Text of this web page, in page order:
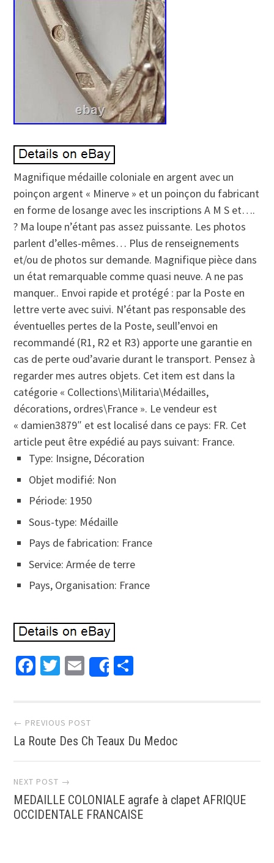
Magnifique médaille coloniale en argent avec un
poinçon argent « Minerve » et un poinçon du fabricant
en forme de losange avec les inscriptions A M S et….
? Ma loupe n’étant pas assez puissante. Les photos
parlent d’elles-mêmes… Plus de renseignements
et/ou de photos sur demande. Magnifique pièce dans
un état remarquable comme quasi neuve. A ne pas
manquer.. Envoi rapide et protégé : par la Poste en
lettre verte avec suivi. N’étant pas responsable des
éventuelles pertes de la Poste, seull’envoi en
recommandé (R1, R2 et R3) apporte une garantie en
cas de perte oud’avarie durant le transport. Pensez à
regarder mes autres objets. Cet item est dans la
catégorie « Collections\Militaria\Médailles,
décorations, ordres\France ». Le vendeur est
« damien3879″ et est localisé dans ce pays: FR. Cet
article peut être expédié au pays suivant: France.
Type: Insigne, Décoration
Objet modifié: Non
Période: 1950
Sous-type: Médaille
Pays de fabrication: France
Service: Armée de terre
Pays, Organisation: France
Facebook
Twitter
EmailShare
Post navigation
← PREVIOUS POST
La Route Des Ch Teaux Du Medoc
NEXT POST →
MEDAILLE COLONIALE agrafe à clapet AFRIQUE
OCCIDENTALE FRANCAISE